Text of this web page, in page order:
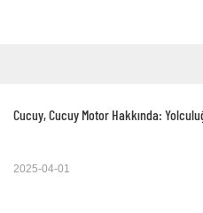
Cucuy, Cucuy Motor Hakkında:
2025-04-01